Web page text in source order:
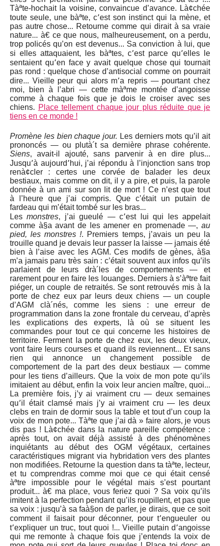
Tàªte-hochait la voisine, convaincue d’avance. Là¢chée
toute seule, une bàªte, c՚est son instinct qui la mène, et
pas autre chose... Retourne comme qui dirait à sa vraie
nature... à€ ce que nous, malheureusement, on a perdu,
trop policés qu’on est devenus... Sa conviction à lui, que
si elles attaquaient, les bàªtes, c՚est parce qu՚elles le
sentaient qu՚en face y avait quelque chose qui tournait
pas rond : quelque chose d’antisocial comme on pourrait
dire... Vieille peur qui alors m՚a repris — pourtant chez
moi, bien à l’abri — cette màªme montée d’angoisse
comme à chaque fois que je dois le croiser avec ses
chiens. Place tellement chaque jour plus réduite que je
tiens en ce monde !
Promène les bien chaque jour. Les derniers mots qu’il ait
prononcés — ou plutà´t sa dernière phrase cohérente.
Siens, avait-il ajouté, sans parvenir à en dire plus...
Jusqu՚à aujourd՚hui, j’ai répondu à l’injonction sans trop
renà¢cler : certes une corvée de balader les deux
bestiaux, mais comme on dit, il y a pire, et puis, la parole
donnée à un ami sur son lit de mort ! Ce n’est que tout
à l’heure que j’ai compris. Que c’était un putain de
fardeau qui m’était tombé sur les bras...
Lesmonstres, j’ai gueulé — c՚est lui qui les appelait
comme à§a avant de les amener en promenade —, au
pied, les monstres !. Premiers temps, j’avais un peu la
trouille quand je devais leur passer la laisse — jamais été
bien à l’aise avec les AGM. Ces modifs de gènes, à§a
m’a jamais paru très sain : c’était souvent aux infos qu’ils
parlaient de leurs drà´les de comportements — et
rarement pour en faire les louanges. Derniers à s’àªtre fait
piéger, un couple de retraités. Se sont retrouvés mis à la
porte de chez eux par leurs deux chiens — un couple
d’AGM clà´nés, comme les siens : une erreur de
programmation dans la zone frontale du cerveau, d’après
les explications des experts, là où se situent les
commandes pour tout ce qui concerne les histoires de
territoire. Ferment la porte de chez eux, les deux vieux,
vont faire leurs courses et quand ils reviennent... Et sans
rien qui annonce un changement possible de
comportement de la part des deux bestiaux — comme
pour les tiens d’ailleurs. Que la voix de mon pote qu՚ils
imitaient au début, enfin la voix leur ancien maître, quoi...
La première fois, j’y ai vraiment cru — deux semaines
qu՚il était clamsé mais j’y ai vraiment cru — les deux
clebs en train de dormir sous la table et tout d’un coup la
voix de mon pote... Tàªte que j’ai dà » faire alors, je vous
dis pas ! Là¢chée dans la nature pareille compétence :
après tout, on avait déjà assisté à des phénomènes
inquiétants au début des OGM végétaux, certaines
caractéristiques migrant via hybridation vers des plantes
non modifiées. Retourne la question dans ta tàªte, lecteur,
et tu comprendras comme moi que ce qui était censé
àªtre impossible pour le végétal mais s’est pourtant
produit... à€ ma place, vous feriez quoi ? Sa voix qu’ils
imitent à la perfection pendant qu’ils roupillent, et pas que
sa voix : jusqu’à sa faà§on de parler, je dirais, que ce soit
comment il faisait pour déconner, pour t՚engueuler ou
t՚expliquer un truc, tout quoi !... Vieille putain d՚angoisse
qui me remonte à chaque fois que j’entends la voix de